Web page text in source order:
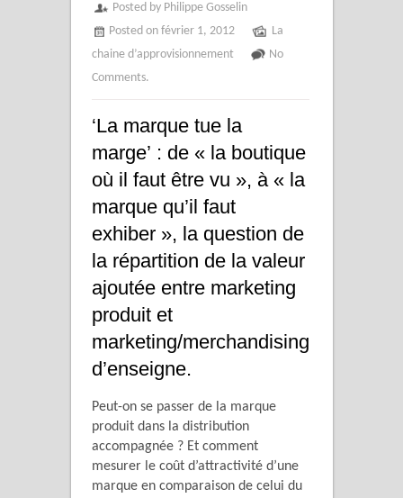
Posted by Philippe Gosselin
Posted on février 1, 2012
La
chaine d’approvisionnement
No
Comments.
‘La marque tue la
marge’ : de « la boutique
où il faut être vu », à « la
marque qu’il faut
exhiber », la question de
la répartition de la valeur
ajoutée entre marketing
produit et
marketing/merchandising
d’enseigne.
Peut-on se passer de la marque
produit dans la distribution
accompagnée ? Et comment
mesurer le coût d’attractivité d’une
marque en comparaison de celui du